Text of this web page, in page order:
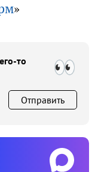
»
то
Отправить